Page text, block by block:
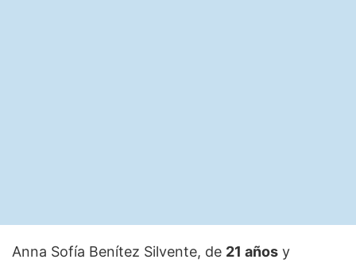
Anna Sofía Benítez Silvente, de 21 años y